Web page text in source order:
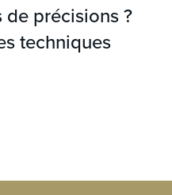
< 1,1
0,35 - 1,48
précisions ?
techniques